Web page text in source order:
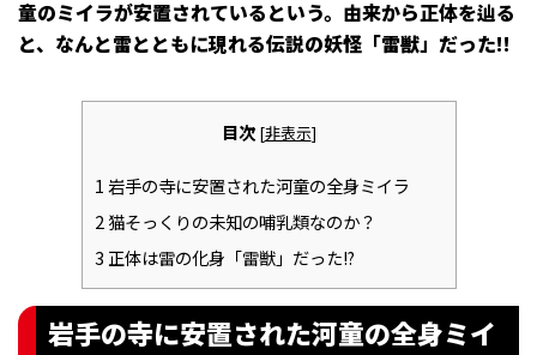
童のミイラが安置されているという。由来から正体を辿る
と、なんと雷とともに現れる伝説の妖怪「雷獣」だった!!
目次 [非表示]
1岩手の寺に安置された河童の全身ミイラ
2猫そっくりの未知の哺乳類なのか？
3 正体は雷の化身「雷獣」だった!?
岩手の寺に安置された河童の全身ミイ